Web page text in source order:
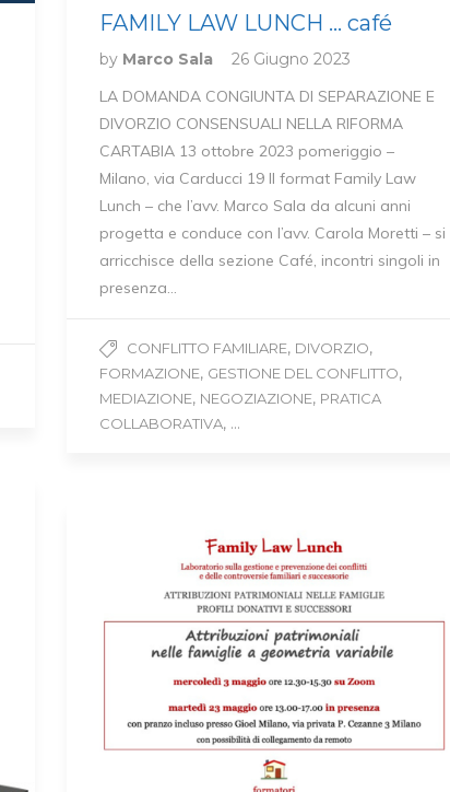
FAMILY LAW LUNCH … café
by Marco Sala
26 Giugno 2023
LA DOMANDA CONGIUNTA DI SEPARAZIONE E
DIVORZIO CONSENSUALI NELLA RIFORMA
CARTABIA 13 ottobre 2023 pomeriggio –
Milano, via Carducci 19 Il format Family Law
Lunch – che l’avv. Marco Sala da alcuni anni
progetta e conduce con l’avv. Carola Moretti – si
arricchisce della sezione Café, incontri singoli in
presenza…
CONFLITTO FAMILIARE, DIVORZIO,
FORMAZIONE, GESTIONE DEL CONFLITTO,
MEDIAZIONE, NEGOZIAZIONE, PRATICA
COLLABORATIVA, ...